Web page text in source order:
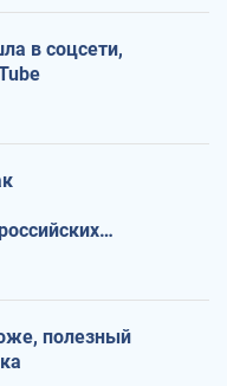
в соцсети,
полезный